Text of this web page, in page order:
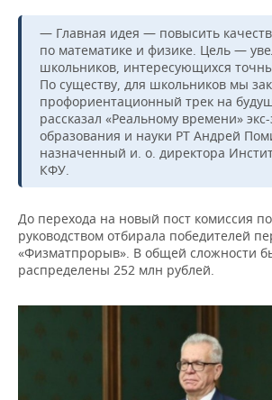
— Главная идея — повысить
по математике и физике. Цель —
школьников, интересующихся
По существу, для школьников мы
профориентационный трек на
рассказал «Реальному времени»
образования и науки РТ Андрей
назначенный и. о. директора
КФУ.
До перехода на новый пост комиссия
руководством отбирала победителей
«Физматпрорыв». В общей сложности
распределены 252 млн рублей.